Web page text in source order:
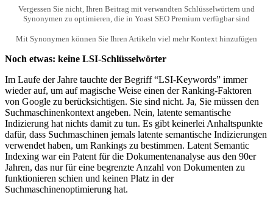
Vergessen Sie nicht, Ihren Beitrag mit verwandten Schlüsselwörtern und
Synonymen zu optimieren, die in Yoast SEO Premium verfügbar sind
Mit Synonymen können Sie Ihren Artikeln viel mehr Kontext hinzufügen
Noch etwas: keine LSI-Schlüsselwörter
Im Laufe der Jahre tauchte der Begriff “LSI-Keywords” immer
wieder auf, um auf magische Weise einen der Ranking-Faktoren
von Google zu berücksichtigen. Sie sind nicht. Ja, Sie müssen den
Suchmaschinenkontext angeben. Nein, latente semantische
Indizierung hat nichts damit zu tun. Es gibt keinerlei Anhaltspunkte
dafür, dass Suchmaschinen jemals latente semantische Indizierungen
verwendet haben, um Rankings zu bestimmen. Latent Semantic
Indexing war ein Patent für die Dokumentenanalyse aus den 90er
Jahren, das nur für eine begrenzte Anzahl von Dokumenten zu
funktionieren schien und keinen Platz in der
Suchmaschinenoptimierung hat.